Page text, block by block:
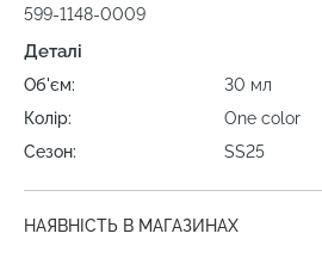
599-1148-0009
Деталі
Об'єм:
30 мл
Колір:
One color
Сезон:
SS25
НАЯВНІСТЬ В МАГАЗИНАХ